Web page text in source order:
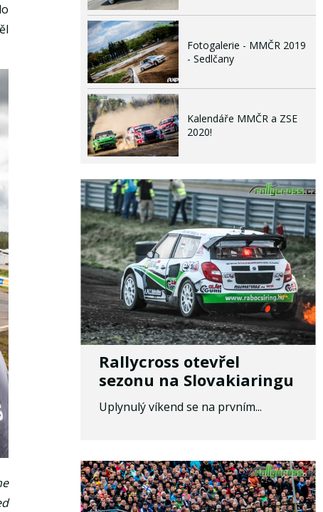
Fotogalerie - MMČR 2019
- Sedlčany
Kalendáře MMČR a ZSE
2020!
Rallycross otevřel
sezonu na Slovakiaringu
Uplynulý víkend se na prvním...